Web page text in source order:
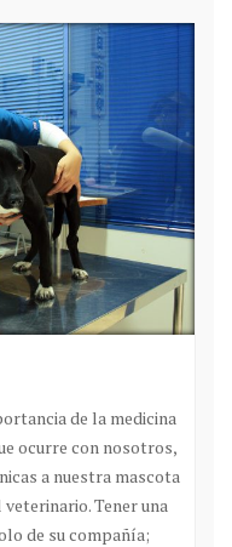
de la medicina
ocurre con nosotros,
a nuestra mascota
Tener una
de su compañía;